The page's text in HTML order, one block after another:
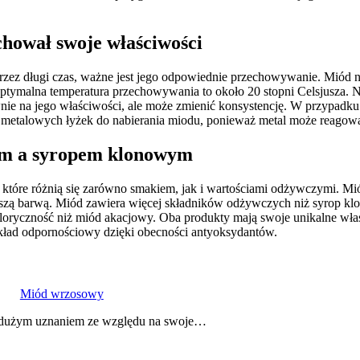
swoje właściwości
długi czas, ważne jest jego odpowiednie przechowywanie.
temperatura przechowywania to około 20 stopni
na jego właściwości, ale może zmienić konsystencję. W
łyżek do nabierania miodu, ponieważ metal może
a syropem klonowym
różnią się zarówno smakiem, jak i wartościami odżywczymi.
barwą. Miód zawiera więcej składników odżywczych niż syrop
niż miód akacjowy. Oba produkty mają swoje unikalne
odpornościowy dzięki obecności antyoksydantów.
Miód wrzosowy
uznaniem ze względu na swoje…